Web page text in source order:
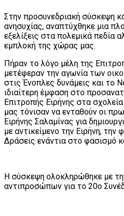
Στην προσυνεδριακή σύσκεψη
ανησυχίας, αναπτύχθηκε μια
εξελίξεις στα πολεμικά πεδία
εμπλοκή της χώρας μας.
Πήραν το λόγο μέλη της
μετέφεραν την αγωνία των
στις Ένοπλες δυνάμεις και το
ιδιαίτερη έμφαση στο
Επιτροπής Ειρήνης στα
μας τόνισαν να ενταθούν οι
Ειρήνης Σαλαμίνας για
με αντικείμενο την Ειρήνη, την
Δράσεις ενάντια στο φασισμό
Η σύσκεψη ολοκληρώθηκε με
αντιπροσώπων για το 20ο